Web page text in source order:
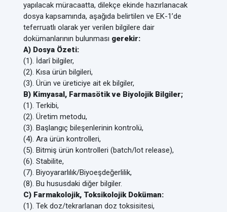
yapılacak müracaatta, dilekçe ekinde hazırlanacak
dosya kapsamında, aşağıda belirtilen ve EK-1’de
teferruatlı olarak yer verilen bilgilere dair
dokümanlarının bulunması gerekir:
A) Dosya Özeti:
(1). İdarî bilgiler,
(2). Kısa ürün bilgileri,
(3). Ürün ve üreticiye ait ek bilgiler,
B) Kimyasal, Farmasötik ve Biyolojik Bilgiler;
(1). Terkibi,
(2). Üretim metodu,
(3). Başlangıç bileşenlerinin kontrolü,
(4). Ara ürün kontrolleri,
(5). Bitmiş ürün kontrolleri (batch/lot release),
(6). Stabilite,
(7). Biyoyararlılık/Biyoeşdeğerlilik,
(8). Bu hususdaki diğer bilgiler.
C) Farmakolojik, Toksikolojik Doküman:
(1). Tek doz/tekrarlanan doz toksisitesi,